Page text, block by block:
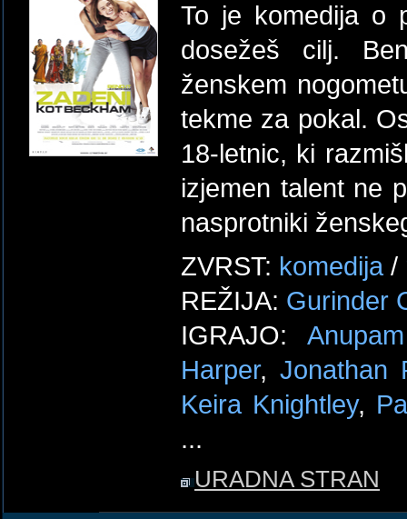
To je komedija o
dosežeš cilj.
ženskem
tekme za pokal.
18-letnic, ki
izjemen talent ne
nasprotniki
ZVRST: komedija/
REŽIJA: Gurinder
IGRAJO:
Harper, Jonathan
Keira Knightley,
...
URADNA STRAN